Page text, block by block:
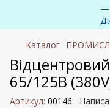
Каталог
65/125B
Артикул: 00146